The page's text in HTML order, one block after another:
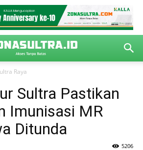
Raya
Sultra Pastikan
Imunisasi MR
Ditunda
5206